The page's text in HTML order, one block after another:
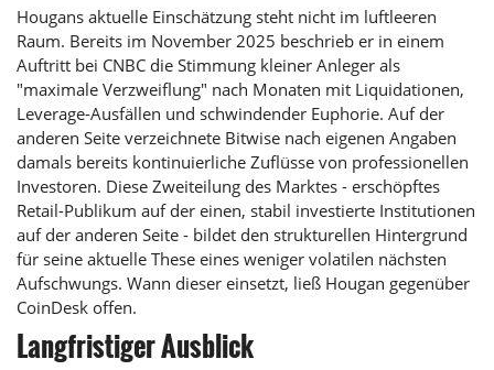
Hougans aktuelle Einschätzung steht nicht im luftleeren
Raum. Bereits im November 2025 beschrieb er in einem
Auftritt bei CNBC die Stimmung kleiner Anleger als
"maximale Verzweiflung" nach Monaten mit Liquidationen,
Leverage-Ausfällen und schwindender Euphorie. Auf der
anderen Seite verzeichnete Bitwise nach eigenen Angaben
damals bereits kontinuierliche Zuflüsse von professionellen
Investoren. Diese Zweiteilung des Marktes - erschöpftes
Retail-Publikum auf der einen, stabil investierte Institutionen
auf der anderen Seite - bildet den strukturellen Hintergrund
für seine aktuelle These eines weniger volatilen nächsten
Aufschwungs. Wann dieser einsetzt, ließ Hougan gegenüber
CoinDesk offen.
Langfristiger Ausblick